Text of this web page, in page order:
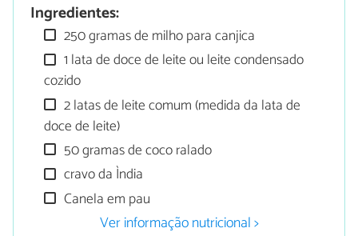
Ingredientes:
250 gramas de milho para canjica
1 lata de doce de leite ou leite condensado
cozido
2 latas de leite comum (medida da lata de
doce de leite)
50 gramas de coco ralado
cravo da Ìndia
Canela em pau
Ver informação nutricional >